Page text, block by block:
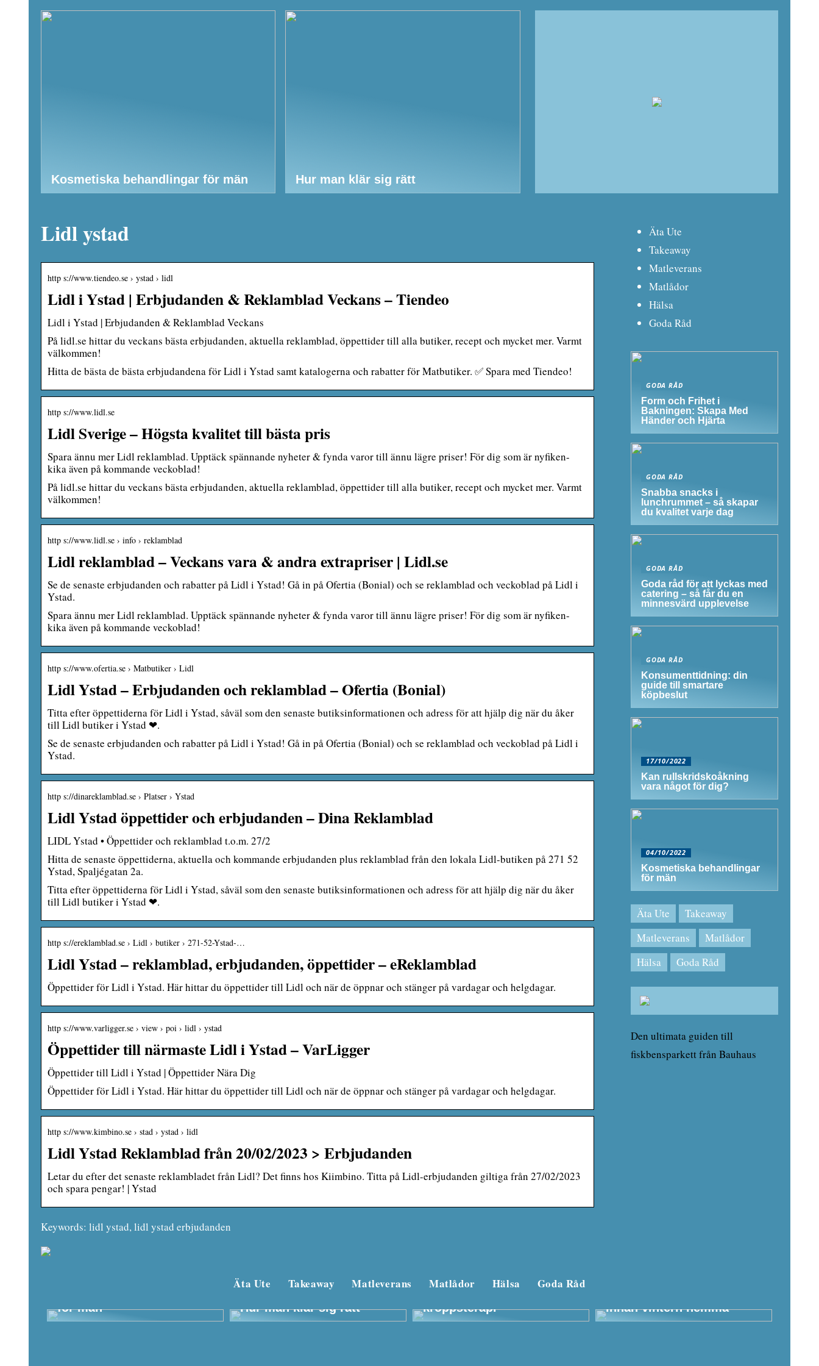
Kosmetiska behandlingar för män Hur man klär sig rätt
Lidl ystad
http s://www.tiendeo.se › ystad › lidl
Lidl i Ystad | Erbjudanden & Reklamblad Veckans – Tiendeo
Lidl i Ystad | Erbjudanden & Reklamblad Veckans
På lidl.se hittar du veckans bästa erbjudanden, aktuella reklamblad, öppettider till alla butiker, recept och mycket mer. Varmt
välkommen!
Hitta de bästa de bästa erbjudandena för Lidl i Ystad samt katalogerna och rabatter för Matbutiker. ✅ Spara med Tiendeo!
http s://www.lidl.se
Lidl Sverige – Högsta kvalitet till bästa pris
Spara ännu mer Lidl reklamblad. Upptäck spännande nyheter & fynda varor till ännu lägre priser! För dig som är nyfiken-
kika även på kommande veckoblad!
På lidl.se hittar du veckans bästa erbjudanden, aktuella reklamblad, öppettider till alla butiker, recept och mycket mer. Varmt
välkommen!
http s://www.lidl.se › info › reklamblad
Lidl reklamblad – Veckans vara & andra extrapriser | Lidl.se
Se de senaste erbjudanden och rabatter på Lidl i Ystad! Gå in på Ofertia (Bonial) och se reklamblad och veckoblad på Lidl i
Ystad.
Spara ännu mer Lidl reklamblad. Upptäck spännande nyheter & fynda varor till ännu lägre priser! För dig som är nyfiken-
kika även på kommande veckoblad!
http s://www.ofertia.se › Matbutiker › Lidl
Lidl Ystad – Erbjudanden och reklamblad – Ofertia (Bonial)
Titta efter öppettiderna för Lidl i Ystad, såväl som den senaste butiksinformationen och adress för att hjälp dig när du åker
till Lidl butiker i Ystad ❤.
Se de senaste erbjudanden och rabatter på Lidl i Ystad! Gå in på Ofertia (Bonial) och se reklamblad och veckoblad på Lidl i
Ystad.
http s://dinareklamblad.se › Platser › Ystad
Lidl Ystad öppettider och erbjudanden – Dina Reklamblad
LIDL Ystad • Öppettider och reklamblad t.o.m. 27/2
Hitta de senaste öppettiderna, aktuella och kommande erbjudanden plus reklamblad från den lokala Lidl-butiken på 271 52
Ystad, Spaljégatan 2a.
Titta efter öppettiderna för Lidl i Ystad, såväl som den senaste butiksinformationen och adress för att hjälp dig när du åker
till Lidl butiker i Ystad ❤.
http s://ereklamblad.se › Lidl › butiker › 271-52-Ystad-…
Lidl Ystad – reklamblad, erbjudanden, öppettider – eReklamblad
Öppettider för Lidl i Ystad. Här hittar du öppettider till Lidl och när de öppnar och stänger på vardagar och helgdagar.
http s://www.varligger.se › view › poi › lidl › ystad
Öppettider till närmaste Lidl i Ystad – VarLigger
Öppettider till Lidl i Ystad | Öppettider Nära Dig
Öppettider för Lidl i Ystad. Här hittar du öppettider till Lidl och när de öppnar och stänger på vardagar och helgdagar.
http s://www.kimbino.se › stad › ystad › lidl
Lidl Ystad Reklamblad från 20/02/2023 > Erbjudanden
Letar du efter det senaste reklambladet från Lidl? Det finns hos Kiimbino. Titta på Lidl-erbjudanden giltiga från 27/02/2023
och spara pengar! | Ystad
Keywords: lidl ystad, lidl ystad erbjudanden
Äta Ute
Takeaway
Matleverans
Matlådor
Hälsa
Goda Råd
GODA RÅD
Form och Frihet i
Bakningen: Skapa Med
Händer och Hjärta
GODA RÅD
Snabba snacks i
lunchrummet – så skapar
du kvalitet varje dag
GODA RÅD
Goda råd för att lyckas med
catering – så får du en
minnesvärd upplevelse
GODA RÅD
Konsumenttidning: din
guide till smartare
köpbeslut
17/10/2022
Kan rullskridskoåkning
vara något för dig?
04/10/2022
Kosmetiska behandlingar
för män
Äta Ute
Takeaway
Matleverans
Matlådor
Hälsa
Goda Råd
Den ultimata guiden till
fiskbensparkett från Bauhaus
Äta Ute Takeaway Matleverans Matlådor Hälsa Goda Råd
för män
Hur man klär sig rätt
Beautyforum.dk Gör något
kroppsterapi
innan vintern hemma